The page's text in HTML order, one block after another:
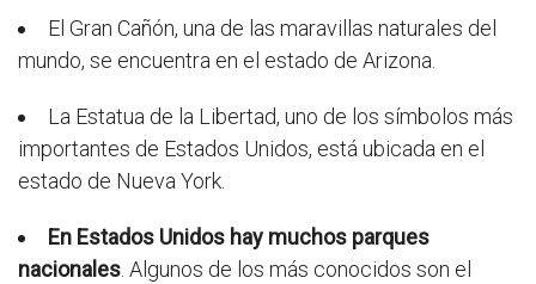
El Gran Cañón, una de las maravillas naturales del
mundo, se encuentra en el estado de Arizona.
La Estatua de la Libertad, uno de los símbolos más
importantes de Estados Unidos, está ubicada en el
estado de Nueva York.
En Estados Unidos hay muchos parques
nacionales. Algunos de los más conocidos son el